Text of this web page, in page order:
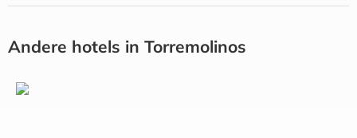
Andere hotels in Torremolinos